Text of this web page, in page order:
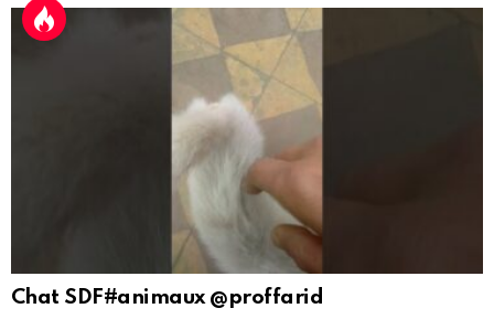
Chat SDF#animaux @proffarid